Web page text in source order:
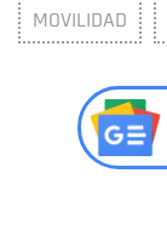
MOVILIDAD